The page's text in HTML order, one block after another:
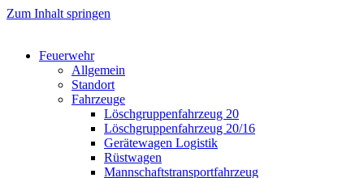
Zum Inhalt springen
Feuerwehr
Allgemein
Standort
Fahrzeuge
Löschgruppen­fahrzeug 20
Lösch­gruppen­fahrzeug 20/16
Geräte­wagen Logistik
Rüst­wagen
Mannschafts­transportfahrzeug